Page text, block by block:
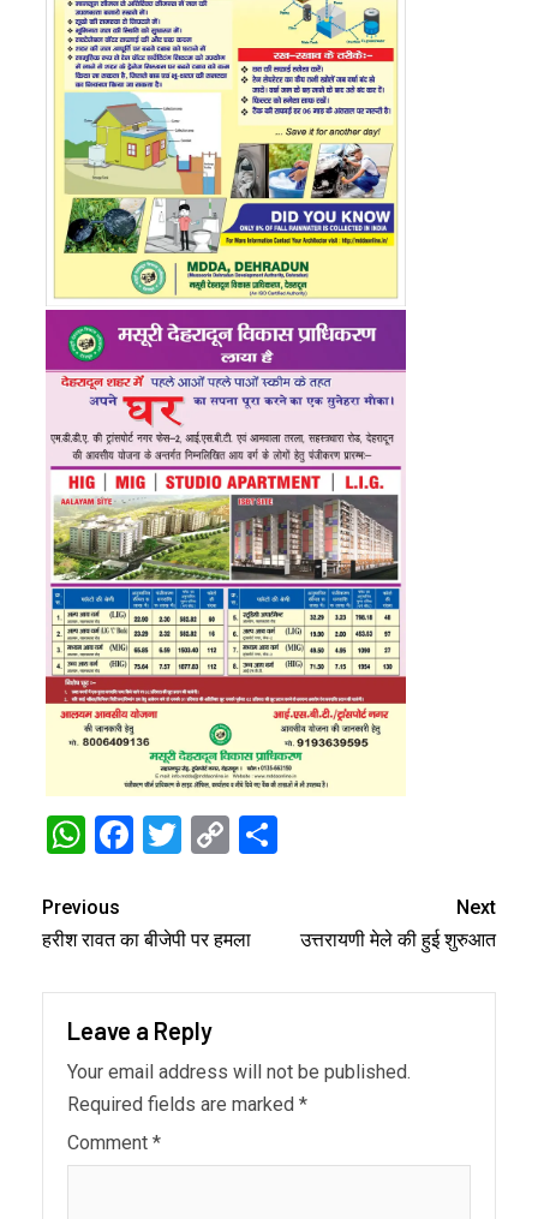
WhatsApp
Facebook
Twitter
Copy
Previous
हरीश रावत का बीजेपी पर हमला
Next
उत्तरायणी मेले की हुई शुरुआत
Leave a Reply
Your email address will not be published.
Required fields are marked *
Comment *